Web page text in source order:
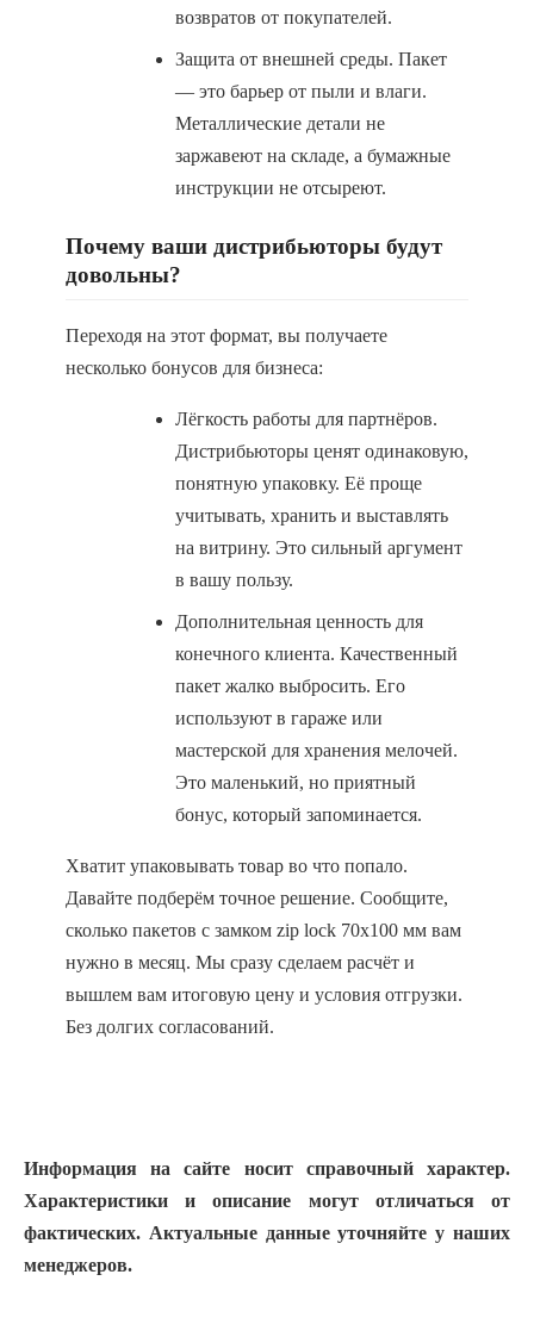
возвратов от покупателей.
Защита от внешней среды. Пакет
— это барьер от пыли и влаги.
Металлические детали не
заржавеют на складе, а бумажные
инструкции не отсыреют.
Почему ваши дистрибьюторы будут
довольны?
Переходя на этот формат, вы получаете
несколько бонусов для бизнеса:
Лёгкость работы для партнёров.
Дистрибьюторы ценят одинаковую,
понятную упаковку. Её проще
учитывать, хранить и выставлять
на витрину. Это сильный аргумент
в вашу пользу.
Дополнительная ценность для
конечного клиента. Качественный
пакет жалко выбросить. Его
используют в гараже или
мастерской для хранения мелочей.
Это маленький, но приятный
бонус, который запоминается.
Хватит упаковывать товар во что попало.
Давайте подберём точное решение. Сообщите,
сколько пакетов с замком zip lock 70х100 мм вам
нужно в месяц. Мы сразу сделаем расчёт и
вышлем вам итоговую цену и условия отгрузки.
Без долгих согласований.
Информация на сайте носит справочный характер.
Характеристики и описание могут отличаться от
фактических. Актуальные данные уточняйте у наших
менеджеров.